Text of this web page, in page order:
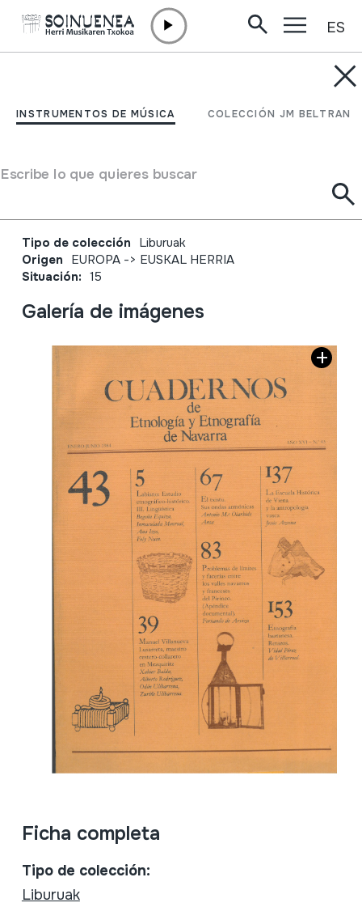
INSTRUMENTOS DE MÚSICA COLECCIÓN JM BELTRAN
Escribe lo que quieres buscar
ES
Cuadernos de etnología
Navarra.año XVI-nº 43
Tipo de colección Liburuak
Origen EUROPA-> EUSKAL HERRIA
Situación: 15
Galería de imágenes
Ficha completa
Tipo de colección:
Liburuak